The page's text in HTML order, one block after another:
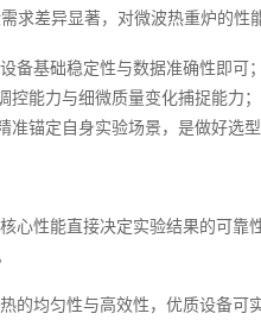
求差异显著，对微波热重炉的性
备基础稳定性与数据准确性即可
能力与细微质量变化捕捉能力
锚定自身实验场景，是做好选型
心性能直接决定实验结果的可靠
的均匀性与高效性，优质设备可